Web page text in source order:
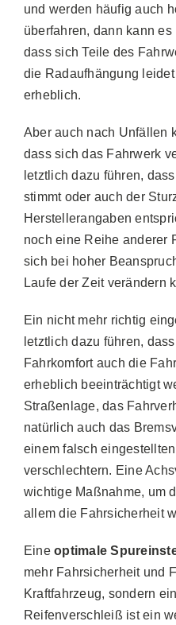
und werden häufig auch
überfahren, dann kann
dass sich Teile des
die Radaufhängung
erheblich.
Aber auch nach Unfällen
dass sich das Fahrwerk
letztlich dazu führen,
stimmt oder auch der
Herstellerangaben
noch eine Reihe anderer
sich bei hoher
Laufe der Zeit verändern
Ein nicht mehr richtig
letztlich dazu führen,
Fahrkomfort auch die
erheblich beeinträchtigt
Straßenlage, das
natürlich auch das
einem falsch
verschlechtern. Eine
wichtige Maßnahme, um
allem die Fahrsicherheit
Eineoptimale
mehr Fahrsicherheit und
Kraftfahrzeug, sondern
Reifenverschleiß ist ein